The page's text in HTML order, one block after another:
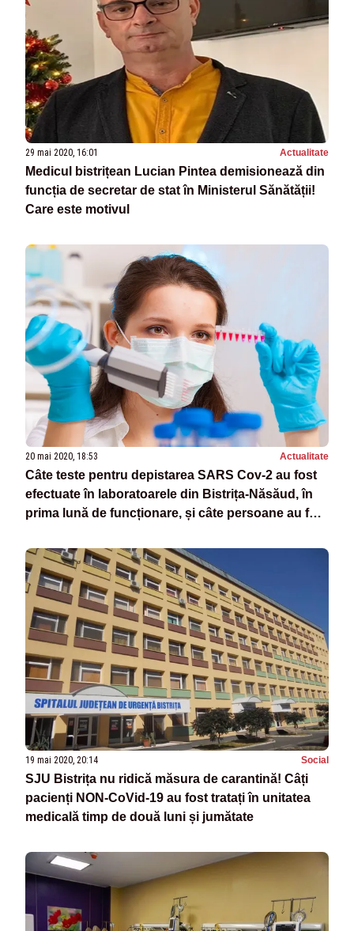
29 mai 2020, 16:01 Actualitate
Medicul bistrițean Lucian Pintea demisionează din
funcția de secretar de stat în Ministerul Sănătății!
Care este motivul
20 mai 2020, 18:53 Actualitate
Câte teste pentru depistarea SARS Cov-2 au fost
efectuate în laboratoarele din Bistrița-Năsăud, în
prima lună de funcționare, și câte persoane au fost
19 mai 2020, 20:14 Social
SJU Bistrița nu ridică măsura de carantină! Câți
pacienți NON-CoVid-19 au fost tratați în unitatea
medicală timp de două luni și jumătate